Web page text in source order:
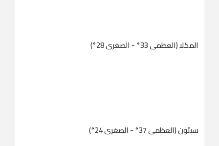
المكلا (العظمى 33° - الصغرى 28°)
سيئون (العظمى 37° - الصغرى 24°)